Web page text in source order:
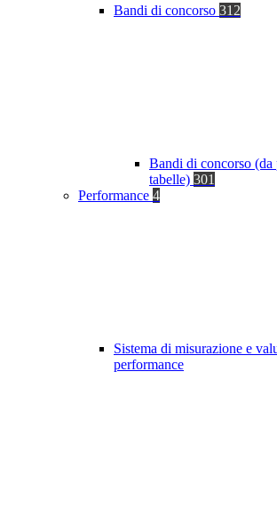
Bandi di concorso 312
Bandi di concorso (da
tabelle) 301
Performance 4
Sistema di misurazione e
performance